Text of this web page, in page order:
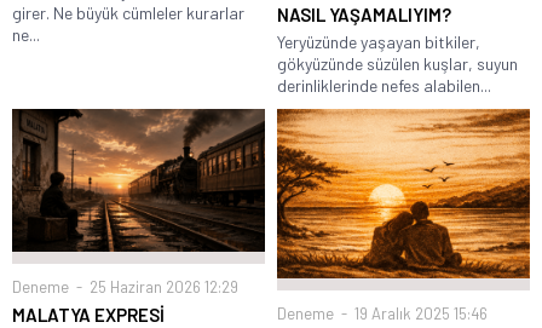
girer. Ne büyük cümleler kurarlar
ne...
NASIL YAŞAMALIYIM?
Yeryüzünde yaşayan bitkiler,
gökyüzünde süzülen kuşlar, suyun
derinliklerinde nefes alabilen...
Deneme 25 Haziran 2026 12:29
MALATYA EXPRESİ Deneme 19 Aralık 2025 15:46